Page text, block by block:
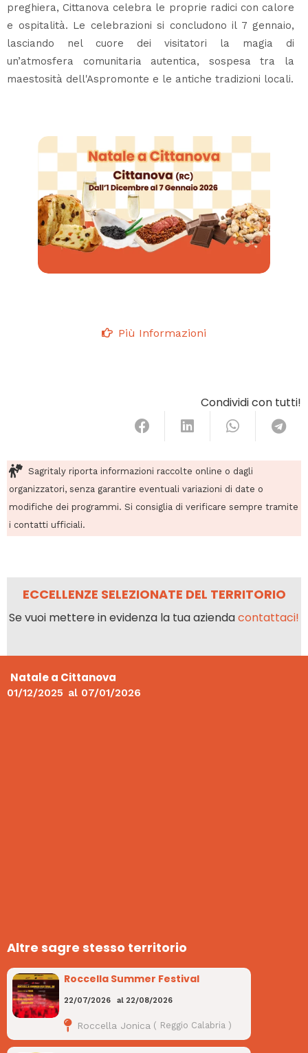
preghiera, Cittanova celebra le proprie radici con calore
e ospitalità. Le celebrazioni si concludono il 7 gennaio,
lasciando nel cuore dei visitatori la magia di
un’atmosfera comunitaria autentica, sospesa tra la
maestosità dell'Aspromonte e le antiche tradizioni locali.
Più Informazioni
Condividi con tutti!
Sagritaly riporta informazioni raccolte online o dagli
organizzatori, senza garantire eventuali variazioni di date o
modifiche dei programmi. Si consiglia di verificare sempre tramite
i contatti ufficiali.
ECCELLENZE SELEZIONATE DEL TERRITORIO
Se vuoi mettere in evidenza la tua aziendacontattaci!
Natale a Cittanova
01/12/2025 al 07/01/2026
Altre sagre stesso territorio
Roccella Summer Festival
22/07/2026 al 22/08/2026
Roccella Jonica ( Reggio Calabria )